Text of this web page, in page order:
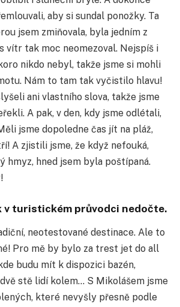
aby si sundal ponožky. Ta
jsem zmiňovala, byla jedním z
vítr tak moc neomezoval. Nejspíš i
nikdo nebyl, takže jsme si mohli
Nám to tam tak vyčistilo hlavu!
ani vlastního slova, takže jsme
A pak, v den, kdy jsme odlétali,
jsme dopoledne čas jít na pláž,
A zjistili jsme, že když nefouká,
hmyz, hned jsem byla poštípaná.
v turistickém průvodci nedočte.
neotestované destinace. Ale to
Pro mě by bylo za trest jet do all
budu mít k dispozici bazén,
stě lidí kolem… S Mikolášem jsme
které nevyšly přesně podle